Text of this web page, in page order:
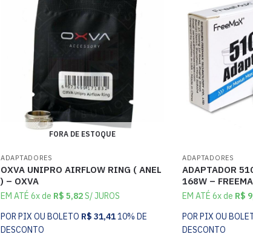
FORA DE ESTOQUE
ADAPTADORES
OXVA UNIPRO AIRFLOW RING ( ANEL
) – OXVA
EM ATÉ 6x de R$ 5,82S/ JUROS
POR PIX OU BOLETO R$ 31,4110% DE
DESCONTO
ADAPTADORES
ADAPTADOR
168W –
EM ATÉ 6x de R$
POR PIX OU
DESCONTO